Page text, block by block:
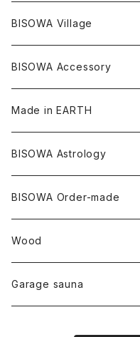
ツインソウル
メタモルフォーゼス
クォーツインクォーツ
デュモルチェライト
タンザナイト
ムーンストーン
中国
アメリカ
ヘアアクセサリー
イヤリング
キーホルダー
ヘンプコットン
ヘンプ
オーガニックコットン
Others
ヘンプ
オーガニックコットン
Underwear
Niceness Music
Cosmic Hemp 麻炭
セージ
オラクルカード
キャンドル
HAZE 和蝋燭
縁キャンドル
陶器
大蝶恵美子
Tomoko Uemura Art 麻炭陶器
Cosmic hemp
YUGEN GLASS
others
foods
絹
Others
オーガニックコットン
バンブー
オーガニックフリース
ヘンプオイル
BISOWA Village
Bisowa Club Room
BISOWA Accessory
ヘアゴム
宇佐美聖子
Made in EARTH
Misakubo Japan
碧-AOI-の松葉天然酵母パン
Uwajima Japan
BISOWA Astrology
BISOWA Order-made
∞Seiko Usami∞
Wood
Garage sauna